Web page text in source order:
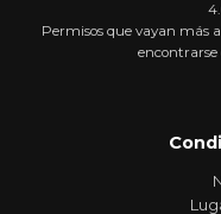
Permisos que vayan más
encontrarse